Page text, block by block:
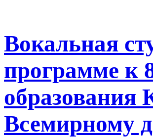
Вокальная
программе к
образования
Всемирному